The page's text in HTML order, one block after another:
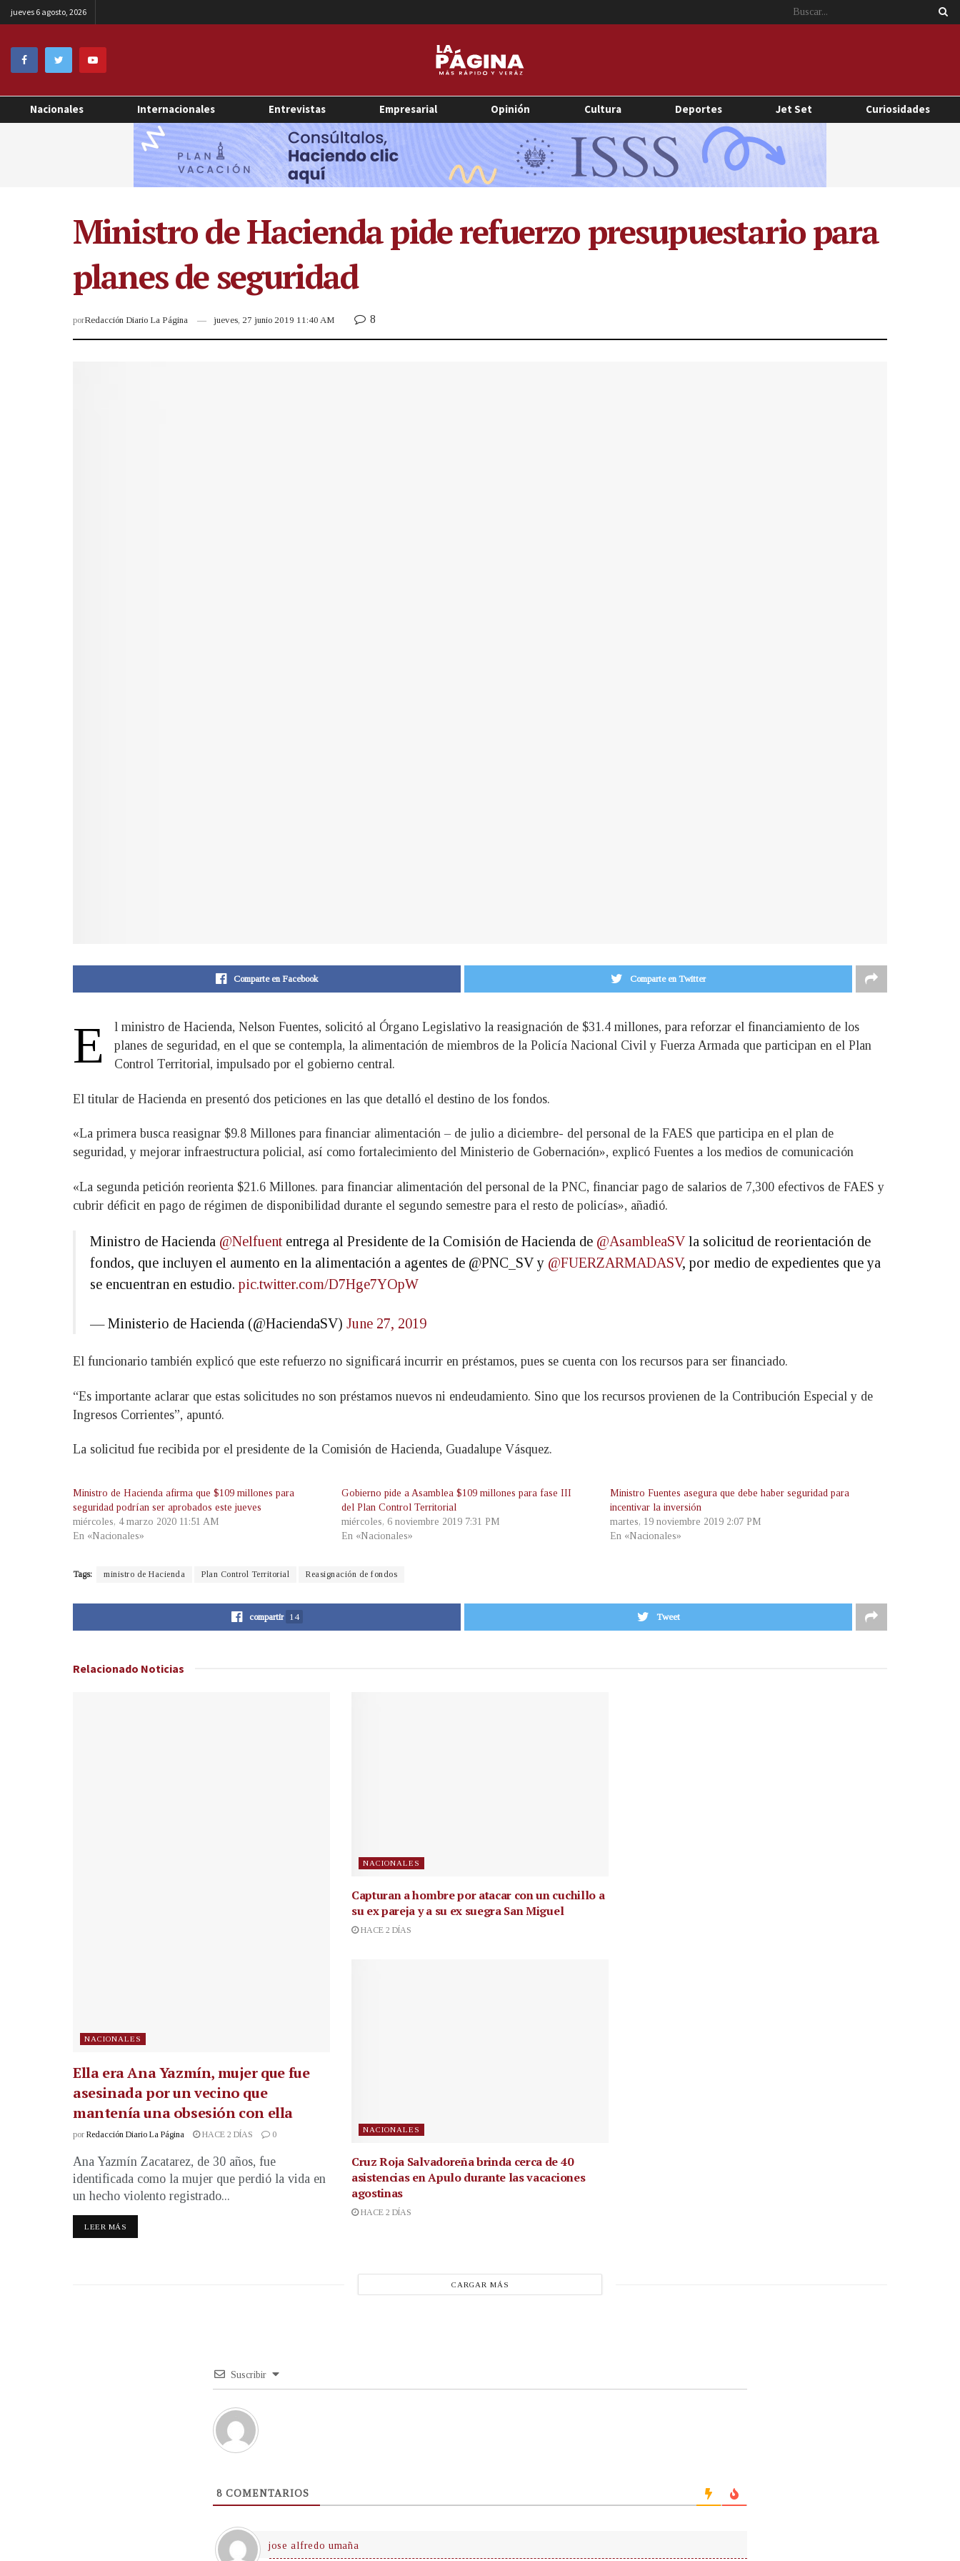
jueves 6 agosto, 2026
Nacionales Internacionales Entrevistas Empresarial Opinión Cultura Deportes Jet Set Curiosidades
Ministro de Hacienda pide refuerzo presupuestario para
planes de seguridad
porRedacción Diario La Página jueves, 27 junio 2019 11:40 AM 8
Comparte en Facebook Comparte en Twitter
E
l ministro de Hacienda, Nelson Fuentes, solicitó al Órgano Legislativo la reasignación de $31.4 millones, para reforzar el financiamiento de los
planes de seguridad, en el que se contempla, la alimentación de miembros de la Policía Nacional Civil y Fuerza Armada que participan en el Plan
Control Territorial, impulsado por el gobierno central.
El titular de Hacienda en presentó dos peticiones en las que detalló el destino de los fondos.
«La primera busca reasignar $9.8 Millones para financiar alimentación – de julio a diciembre- del personal de la FAES que participa en el plan de
seguridad, y mejorar infraestructura policial, así como fortalecimiento del Ministerio de Gobernación», explicó Fuentes a los medios de comunicación
«La segunda petición reorienta $21.6 Millones. para financiar alimentación del personal de la PNC, financiar pago de salarios de 7,300 efectivos de FAES y
cubrir déficit en pago de régimen de disponibilidad durante el segundo semestre para el resto de policías», añadió.
Ministro de Hacienda @Nelfuent entrega al Presidente de la Comisión de Hacienda de @AsambleaSVla solicitud de reorientación de
fondos, que incluyen el aumento en la alimentación a agentes de @PNC_SV y @FUERZARMADASV, por medio de expedientes que ya
se encuentran en estudio. pic.twitter.com/D7Hge7YOpW
— Ministerio de Hacienda (@HaciendaSV) June 27, 2019
El funcionario también explicó que este refuerzo no significará incurrir en préstamos, pues se cuenta con los recursos para ser financiado.
“Es importante aclarar que estas solicitudes no son préstamos nuevos ni endeudamiento. Sino que los recursos provienen de la Contribución Especial y de
Ingresos Corrientes”, apuntó.
La solicitud fue recibida por el presidente de la Comisión de Hacienda, Guadalupe Vásquez.
Ministro de Hacienda afirma que $109 millones para
seguridad podrían ser aprobados este jueves
miércoles, 4 marzo 2020 11:51 AM
En «Nacionales»
Gobierno pide a Asamblea $109 millones para fase III
del Plan Control Territorial
miércoles, 6 noviembre 2019 7:31 PM
En «Nacionales»
Ministro Fuentes asegura que debe haber seguridad para
incentivar la inversión
martes, 19 noviembre 2019 2:07 PM
En «Nacionales»
Tags: ministro de Hacienda Plan Control Territorial Reasignación de fondos
compartir 14 Tweet
Relacionado Noticias
NACIONALES
Ella era Ana Yazmín, mujer que fue
asesinada por un vecino que
mantenía una obsesión con ella
por Redacción Diario La Página HACE 2 DÍAS 0
Ana Yazmín Zacatarez, de 30 años, fue
identificada como la mujer que perdió la vida en
un hecho violento registrado...
LEER MÁS
NACIONALES
Capturan a hombre por atacar con un cuchillo a
su ex pareja y a su ex suegra San Miguel
HACE 2 DÍAS
NACIONALES
Cruz Roja Salvadoreña brinda cerca de 40
asistencias en Apulo durante las vacaciones
agostinas
HACE 2 DÍAS
CARGAR MÁS
Suscribir
8 COMENTARIOS
jose alfredo umaña